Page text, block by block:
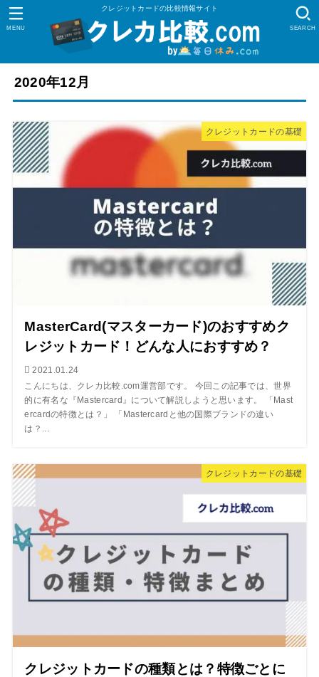
クレジットカードの比較情報サイト
SEARCH
MENU
2020年12月
クレジットカードの基礎
MasterCard(マスターカード)のおすすめク
レジットカード！どんな人におすすめ？
2021.01.24
こんにちは、クレカ比較.com運営部です。 今回この記事では、世界
的に有名な『Mastercard』について解説しようと思います。 「Mast
ercardの特徴とは？」 「Mastercardと他の国際ブランドの違い
は？...
クレジットカードの基礎
クレジットカードの種類とは？特徴ごとに